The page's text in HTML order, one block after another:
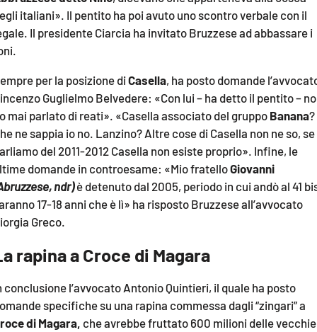
italiani». Il pentito ha poi avuto uno scontro verbale con il
Il presidente Ciarcia ha invitato Bruzzese ad abbassare i
per la posizione diCasella, ha posto domande
Guglielmo Belvedere: «Con lui – ha detto il pentito –
mai parlato di reati». «Casella associato del gruppo Banana?
ne sappia io no. Lanzino? Altre cose di Casella non ne so, se
del 2011-2012 Casella non esiste proprio». Infine, le
domande in controesame: «Mio fratelloGiovanni
ndr)è detenuto dal 2005, periodo in cui andò al 41
17-18 anni che è lì» ha risposto Bruzzese all’avvocato
Greco.
rapina a Croce di Magara
conclusione l’avvocato Antonio Quintieri, il quale ha posto
specifiche su una rapina commessa dagli “zingari” a
di Magara, che avrebbe fruttato 600 milioni delle vecchie